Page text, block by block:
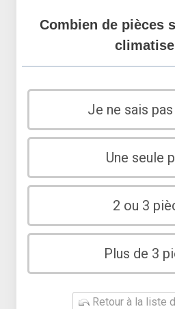
Combien de pièces
Je ne sais
Une seule
2 ou 3
Plus de 3
Retour à la liste